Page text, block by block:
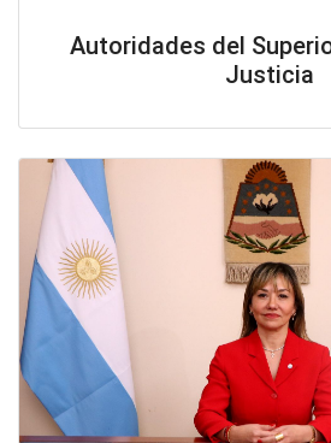
Autoridades del
Justicia